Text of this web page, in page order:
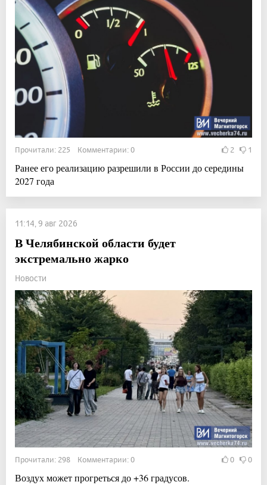
Прочитали: 225 Комментарии: 0 2 1
Ранее его реализацию разрешили в России до середины
2027 года
11:14, 9 авг 2026
В Челябинской области будет
экстремально жарко
Новости
Прочитали: 298 Комментарии: 0 0 0
Воздух может прогреться до +36 градусов.